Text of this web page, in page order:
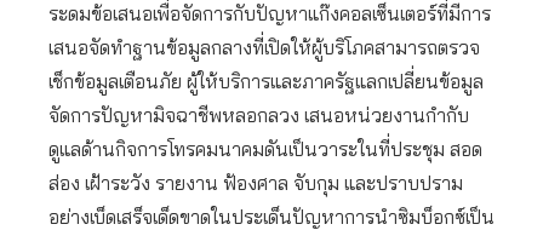
ระดมข้อเสนอเพื่อจัดการกับปัญหาแก๊งคอลเซ็นเตอร์ที่มีการ
เสนอจัดทำฐานข้อมูลกลางที่เปิดให้ผู้บริโภคสามารถตรวจ
เช็กข้อมูลเตือนภัย ผู้ให้บริการและภาครัฐแลกเปลี่ยนข้อมูล
จัดการปัญหามิจฉาชีพหลอกลวง เสนอหน่วยงานกำกับ
ดูแลด้านกิจการโทรคมนาคมดันเป็นวาระในที่ประชุม สอด
ส่อง เฝ้าระวัง รายงาน ฟ้องศาล จับกุม และปราบปราม
อย่างเบ็ดเสร็จเด็ดขาดในประเด็นปัญหาการนำซิมบ็อกซ์เป็น